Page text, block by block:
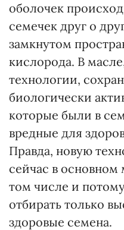
оболочек
семечек друг о
замкнутом
кислорода. В
технологии,
биологически
которые были в
вредные для
Правда, новую
сейчас в
том числе и
отбирать только
здоровые семена.